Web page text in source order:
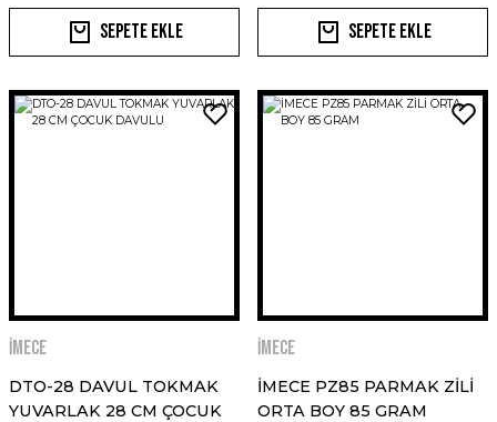
Sepete Ekle Sepete Ekle
İMECE
DTO-28 DAVUL TOKMAK
YUVARLAK 28 CM ÇOCUK
İMECE
İMECE PZ85 PARMAK ZİLİ
ORTA BOY 85 GRAM